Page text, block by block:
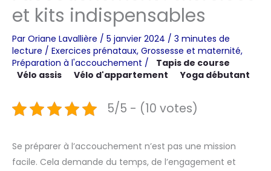
et kits indispensables
Par Oriane Lavallière / 5 janvier 2024 / 3 minutes de
lecture / Exercices prénataux, Grossesse et maternité,
Préparation à l'accouchement /
Tapis de course
Vélo assis
Vélo d'appartement Yoga débutant
5/5 - (10 votes)
Se préparer à l’accouchement n’est pas une mission
facile. Cela demande du temps, de l’engagement et